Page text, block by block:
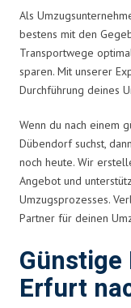
Als
bestens mit den
Transportwege
sparen. Mit unserer
Durchführung deines
Wenn du nach einem
Dübendorf suchst,
noch heute. Wir
Angebot und
Umzugsprozesses.
Partner für deinen
Günstige
Erfurt